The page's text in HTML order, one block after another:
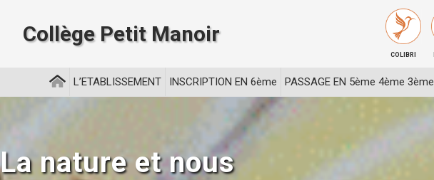
Collège Petit Manoir
COLIBRI
L’ETABLISSEMENT INSCRIPTION EN 6ème PASSAGE EN 5ème 4ème 3ème
La nature et nous